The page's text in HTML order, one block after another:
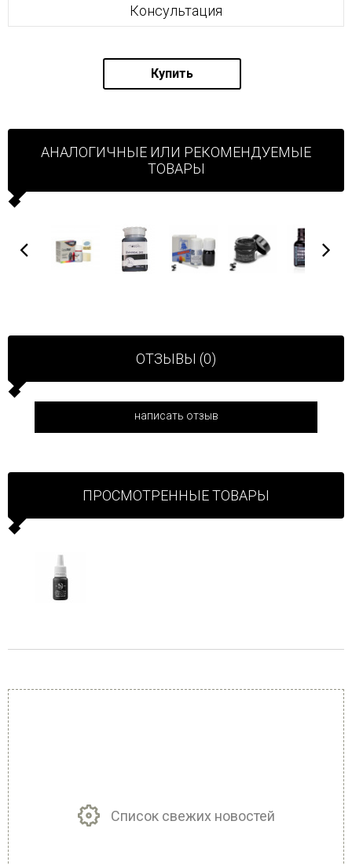
Консультация
Купить
АНАЛОГИЧНЫЕ ИЛИ РЕКОМЕНДУЕМЫЕ
ТОВАРЫ
ОТЗЫВЫ (0)
написать отзыв
ПРОСМОТРЕННЫЕ ТОВАРЫ
Список свежих новостей